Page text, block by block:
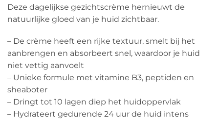
Deze dagelijkse gezichtscrème hernieuwt de
natuurlijke gloed van je huid zichtbaar.
– De crème heeft een rijke textuur, smelt bij het
aanbrengen en absorbeert snel, waardoor je huid
niet vettig aanvoelt
– Unieke formule met vitamine B3, peptiden en
sheaboter
– Dringt tot 10 lagen diep het huidoppervlak
– Hydrateert gedurende 24 uur de huid intens